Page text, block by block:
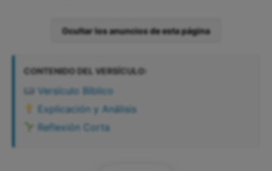
Ocultar los anuncios de esta página
CONTENIDO DEL VERSÍCULO:
Versículo Bíblico
Explicación y Análisis
Reflexión Corta